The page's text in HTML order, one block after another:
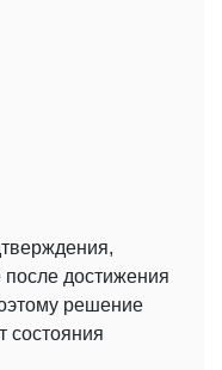
достижения
решение
состояния